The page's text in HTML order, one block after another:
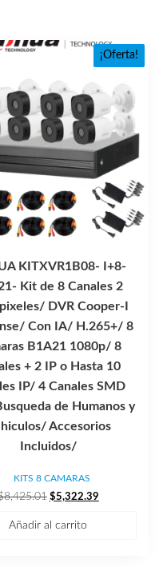
¡Oferta!
KITXVR1B08- I+8-
Kit de 8 Canales 2
DVR Cooper-I
Con IA/ H.265+/ 8
B1A21 1080p/ 8
+ 2 IP o Hasta 10
IP/ 4 Canales SMD
de Humanos y
Accesorios
Incluidos/
KITS 8 CAMARAS
8,425.01 El
original
$5,322.39El
Añadir al carrito